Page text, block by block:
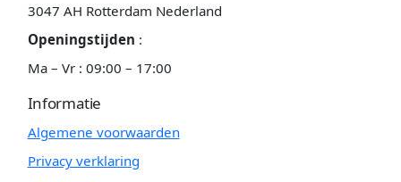
3047 AH Rotterdam Nederland
Openingstijden :
Ma – Vr : 09:00 – 17:00
Informatie
Algemene voorwaarden
Privacy verklaring